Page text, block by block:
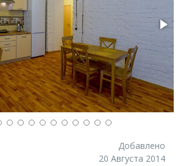
Добавлено
20 Августа 2014